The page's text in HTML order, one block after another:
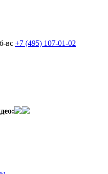
вс +7 (495) 107-01-02